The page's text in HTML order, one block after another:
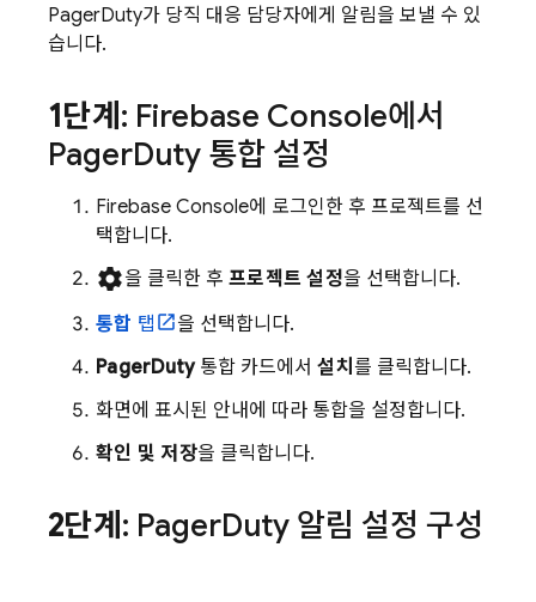
PagerDuty가 당직 대응 담당자에게 알림을 보낼 수 있
습니다.
1단계 : Firebase Console에서
PagerDuty 통합 설정
Firebase Console에 로그인한 후 프로젝트를 선
택합니다.
settings을 클릭한 후 프로젝트 설정을 선택합니다.
통합 탭
을 선택합니다.
PagerDuty통합 카드에서설치 를 클릭합니다.
화면에 표시된 안내에 따라 통합을 설정합니다.
확인 및 저장을 클릭합니다.
2단계 : PagerDuty 알림 설정 구성